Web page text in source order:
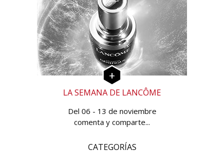
LA SEMANA DE LANCÔME
Del 06 - 13 de noviembre
comenta y comparte...
CATEGORÍAS